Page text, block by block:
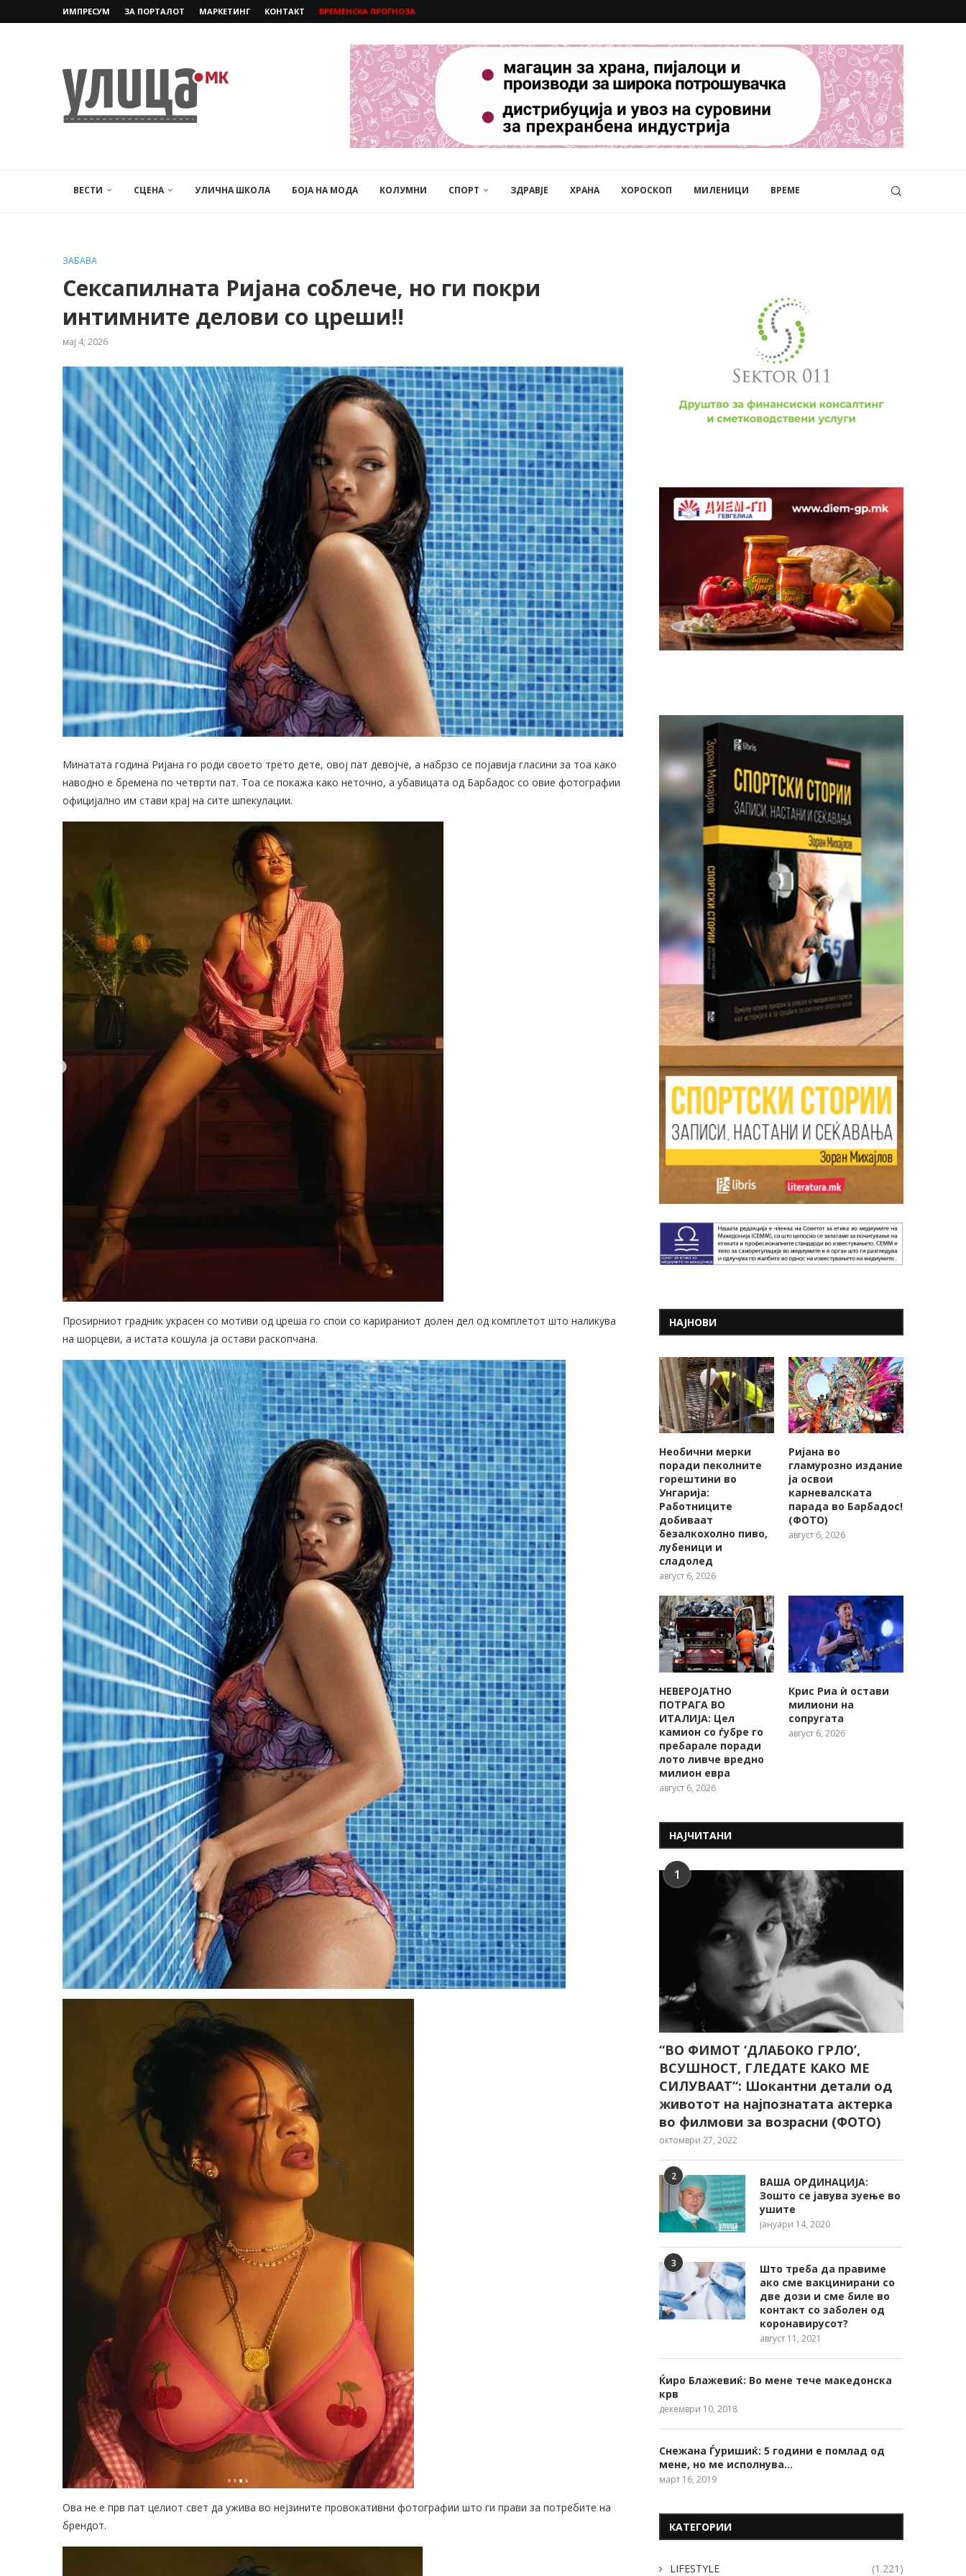
ИМПРЕСУМ ЗА ПОРТАЛОТ МАРКЕТИНГ КОНТАКТ ВРЕМЕНСКА ПРОГНОЗА
ВЕСТИ СЦЕНА УЛИЧНА ШКОЛА БОЈА НА МОДА КОЛУМНИ СПОРТ ЗДРАВЈЕ ХРАНА ХОРОСКОП МИЛЕНИЦИ ВРЕМЕ
ЗАБАВА
Сексапилната Ријана соблече, но ги покри
интимните делови со цреши!!
мај 4, 2026
Минатата година Ријана го роди своето трето дете, овој пат девојче, а набрзо се појавија гласини за тоа како
наводно е бремена по четврти пат. Тоа се покажа како неточно, а убавицата од Барбадос со овие фотографии
официјално им стави крај на сите шпекулации.
Проѕирниот градник украсен со мотиви од цреша го спои со карираниот долен дел од комплетот што наликува
на шорцеви, а истата кошула ја остави раскопчана.
Ова не е прв пат целиот свет да ужива во нејзините провокативни фотографии што ги прави за потребите на
брендот.
НАЈНОВИ
Необични мерки
поради пеколните
горештини во
Унгарија:
Работниците
добиваат
безалкохолно пиво,
лубеници и
сладолед
август 6, 2026
Ријана во
гламурозно издание
ја освои
карневалската
парада во Барбадос!
(ФОТО)
август 6, 2026
НЕВЕРОЈАТНО
ПОТРАГА ВО
ИТАЛИЈА: Цел
камион со ѓубре го
пребарале поради
лото ливче вредно
милион евра
август 6, 2026
Крис Риа ѝ остави
милиони на
сопругата
август 6, 2026
НАЈЧИТАНИ
1
“ВО ФИМОТ ‘ДЛАБОКО ГРЛО’,
ВСУШНОСТ, ГЛЕДАТЕ КАКО МЕ
СИЛУВААТ“: Шокантни детали од
животот на најпознатата актерка
во филмови за возрасни (ФОТО)
октомври 27, 2022
2
ВАША ОРДИНАЦИЈА:
Зошто се јавува зуење во
ушите
јануари 14, 2020
3
Што треба да правиме
ако сме вакцинирани со
две дози и сме биле во
контакт со заболен од
коронавирусот?
август 11, 2021
Ќиро Блажевиќ: Во мене тече македонска
крв
декември 10, 2018
Снежана Ѓуришиќ: 5 години е помлад од
мене, но ме исполнува…
март 16, 2019
КАТЕГОРИИ
LIFESTYLE (1.221)